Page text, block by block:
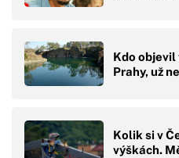
Kdo
Prahy, už
Kolik si v
výškách.